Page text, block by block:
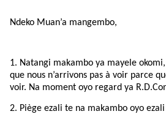
Ndeko Muan’a mangembo,
1. Natangi makambo ya mayele
que nous n’arrivons pas à voir parce
voir. Na moment oyo regard ya
2. Piège ezali te na makambo oyo ezali